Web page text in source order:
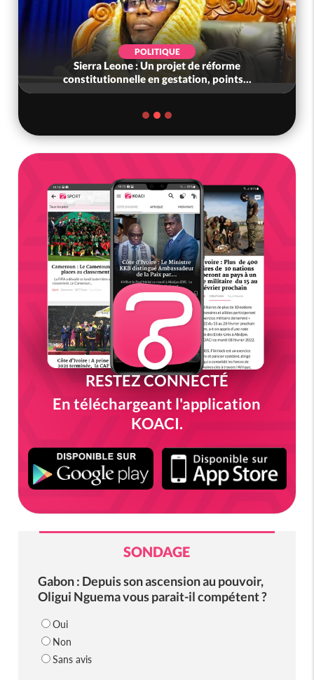
POLITIQUE
Leone : Un projet de réforme
en gestation, points...
Côte d'Ivoire :
liens
RESTEZ CONNECTÉ
En téléchargeant l'application
KOACI.
SONDAGE
Gabon : Depuis son ascension au pouvoir,
Oligui Nguema vous parait-il compétent ?
Oui
Non
Sans avis